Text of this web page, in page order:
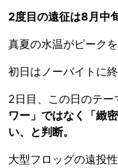
2度目の遠征は8月中旬
真夏の水温がピーク
初日はノーバイトに
2日目、この日のテー
ワー」ではなく「緻
い、と判断。
大型フロッグの遠投